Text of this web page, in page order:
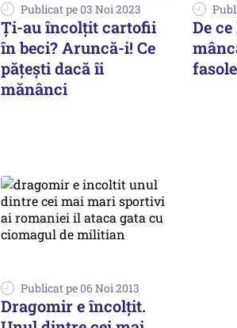
Publicat pe 03 Noi 2023
Ți-au încolțit cartofii
în beci? Aruncă-i! Ce
pățești dacă îi
mănânci
De
fasole
Publicat pe 06 Noi 2013
Dragomir e încolțit.